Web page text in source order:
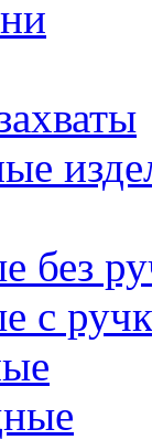
без
с